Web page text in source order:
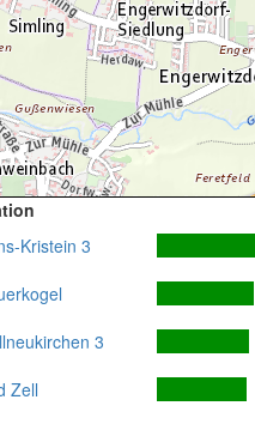
Kristein 3
3
Zell